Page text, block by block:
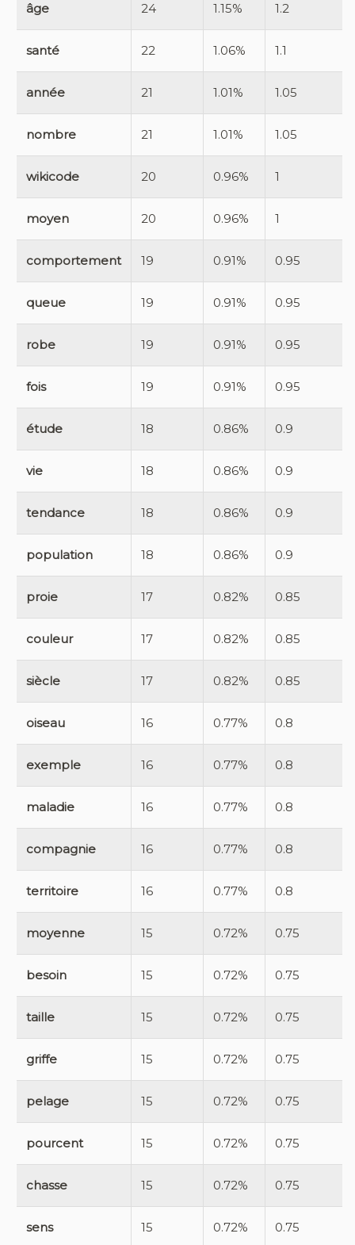
âge 24 1.15% 1.2
santé 22 1.06% 1.1
année 21 1.01% 1.05
nombre 21 1.01% 1.05
wikicode 20 0.96% 1
moyen 20 0.96% 1
comportement 19 0.91% 0.95
queue 19 0.91% 0.95
robe 19 0.91% 0.95
fois 19 0.91% 0.95
étude 18 0.86% 0.9
vie 18 0.86% 0.9
tendance 18 0.86% 0.9
population 18 0.86% 0.9
proie 17 0.82% 0.85
couleur 17 0.82% 0.85
siècle 17 0.82% 0.85
oiseau 16 0.77% 0.8
exemple 16 0.77% 0.8
maladie 16 0.77% 0.8
compagnie 16 0.77% 0.8
territoire 16 0.77% 0.8
moyenne 15 0.72% 0.75
besoin 15 0.72% 0.75
taille 15 0.72% 0.75
griffe 15 0.72% 0.75
pelage 15 0.72% 0.75
pourcent 15 0.72% 0.75
chasse 15 0.72% 0.75
sens 15 0.72% 0.75